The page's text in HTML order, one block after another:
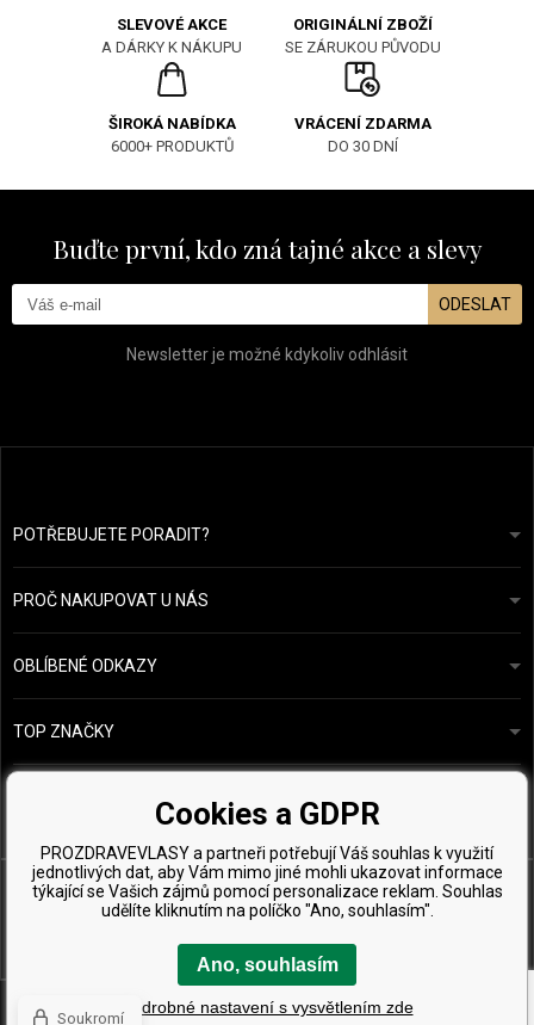
SLEVOVÉ AKCE
A DÁRKY K NÁKUPU
ORIGINÁLNÍ ZBOŽÍ
SE ZÁRUKOU PŮVODU
ŠIROKÁ NABÍDKA
6000+ PRODUKTŮ
VRÁCENÍ ZDARMA
DO 30 DNÍ
Buďte první, kdo zná tajné akce a slevy
ODESLAT
Newsletter je možné kdykoliv odhlásit
POTŘEBUJETE PORADIT?info@prozdravevlasy.cz
Odpovíme do 24 hodin.
PROČ NAKUPOVAT U NÁS
Obchodní podmínky
Ochrana osobních údajů
Přehled plateb a dopravy
OBLÍBENÉ ODKAZY
Náš příběh
TOP ZNAČKY
Kérastase
Paul Mitchell
Wella Professionals
Copyright © 2026 ProZdravéVlasy.cz, Všechny práva vyhrazena
Cookies a GDPR
PROZDRAVEVLASY a partneři potřebují Váš souhlas k využití
jednotlivých dat, aby Vám mimo jiné mohli ukazovat informace
týkající se Vašich zájmů pomocí personalizace reklam. Souhlas
udělíte kliknutím na políčko "Ano, souhlasím".
Ano, souhlasím
Podrobné nastavení s vysvětlením zde
Soukromí